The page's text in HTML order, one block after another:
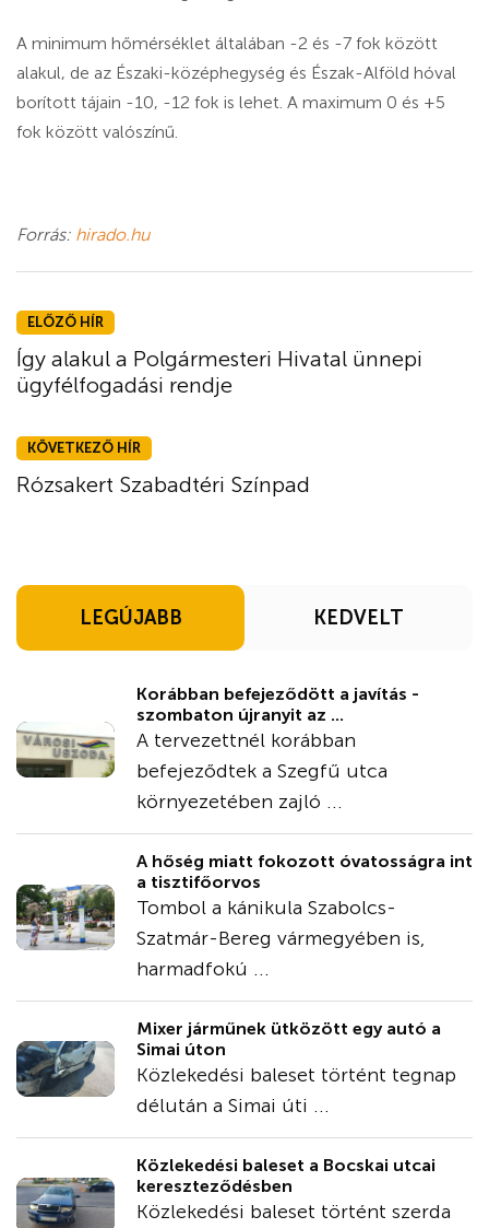
A minimum hőmérséklet általában -2 és -7 fok között
alakul, de az Északi-középhegység és Észak-Alföld hóval
borított tájain -10, -12 fok is lehet. A maximum 0 és +5
fok között valószínű.
Forrás: hirado.hu
ELŐZŐ HÍR
Így alakul a Polgármesteri Hivatal ünnepi
ügyfélfogadási rendje
KÖVETKEZŐ HÍR
Rózsakert Szabadtéri Színpad
LEGÚJABB KEDVELT
Korábban befejeződött a javítás -
szombaton újranyit az ...
A tervezettnél korábban
befejeződtek a Szegfű utca
környezetében zajló ...
A hőség miatt fokozott óvatosságra int
a tisztifőorvos
Tombol a kánikula Szabolcs-
Szatmár-Bereg vármegyében is,
harmadfokú ...
Mixer járműnek ütközött egy autó a
Simai úton
Közlekedési baleset történt tegnap
délután a Simai úti ...
Közlekedési baleset a Bocskai utcai
kereszteződésben
Közlekedési baleset történt szerda